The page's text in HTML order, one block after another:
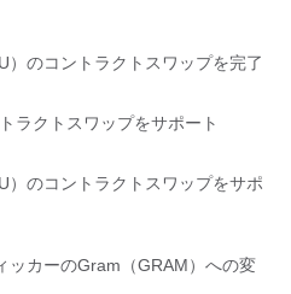
のコントラクトスワップを完了
ラクトスワップをサポート
のコントラクトスワップをサポ
ッカーのGram（GRAM）への変